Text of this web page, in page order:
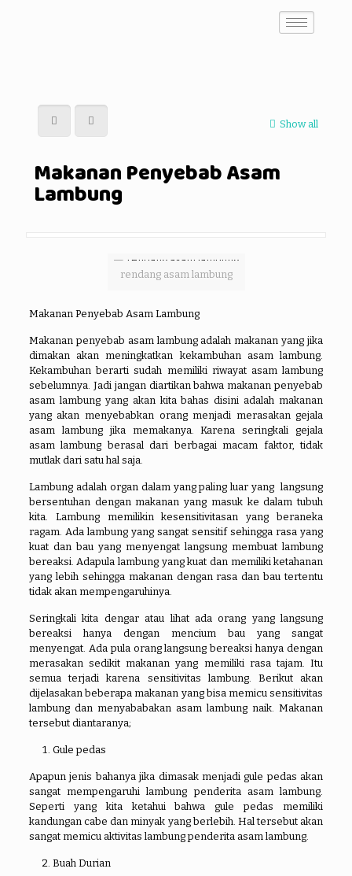
Show all
Makanan Penyebab Asam
Lambung
rendang asam lambung
Makanan Penyebab Asam Lambung
Makanan penyebab asam lambung adalah makanan yang jika
dimakan akan meningkatkan kekambuhan asam lambung.
Kekambuhan berarti sudah memiliki riwayat asam lambung
sebelumnya. Jadi jangan diartikan bahwa makanan penyebab
asam lambung yang akan kita bahas disini adalah makanan
yang akan menyebabkan orang menjadi merasakan gejala
asam lambung jika memakanya. Karena seringkali gejala
asam lambung berasal dari berbagai macam faktor, tidak
mutlak dari satu hal saja.
Lambung adalah organ dalam yang paling luar yang langsung
bersentuhan dengan makanan yang masuk ke dalam tubuh
kita. Lambung memilikin kesensitivitasan yang beraneka
ragam. Ada lambung yang sangat sensitif sehingga rasa yang
kuat dan bau yang menyengat langsung membuat lambung
bereaksi. Adapula lambung yang kuat dan memiliki ketahanan
yang lebih sehingga makanan dengan rasa dan bau tertentu
tidak akan mempengaruhinya.
Seringkali kita dengar atau lihat ada orang yang langsung
bereaksi hanya dengan mencium bau yang sangat
menyengat. Ada pula orang langsung bereaksi hanya dengan
merasakan sedikit makanan yang memiliki rasa tajam. Itu
semua terjadi karena sensitivitas lambung. Berikut akan
dijelasakan beberapa makanan yang bisa memicu sensitivitas
lambung dan menyababakan asam lambung naik. Makanan
tersebut diantaranya;
Gule pedas
Apapun jenis bahanya jika dimasak menjadi gule pedas akan
sangat mempengaruhi lambung penderita asam lambung.
Seperti yang kita ketahui bahwa gule pedas memiliki
kandungan cabe dan minyak yang berlebih. Hal tersebut akan
sangat memicu aktivitas lambung penderita asam lambung.
Buah Durian